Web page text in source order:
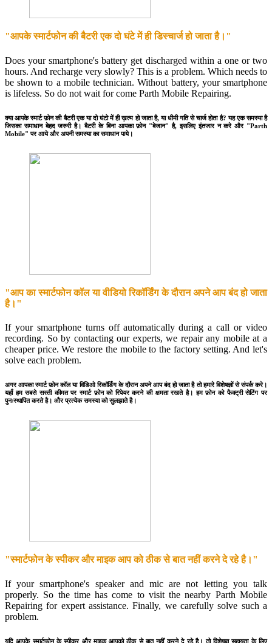
"आपके स्मार्टफोन की बैटरी एक दो घंटे में ही डिस्चार्ज हो जाता है।"
Does your smartphone's battery get discharged within a one or two
hours. And recharge very slowly? This is a problem. Which needs to
be shown to a mobile technician. Without battery, your smartphone
is lifeless. So do not wait for come Parth Mobile Repairing.
क्या आपके स्मार्ट फ़ोन की बैटरी एक या दो घंटो में ही ख़त्म हो जाता है, या धीमी गति से चार्ज होता है? यह एक समस्या है
जिसका समाधान बेहद जरुरी है। बैटरी के बिना आपका फ़ोन "बेजान" है, इसलिए इंतजार न करे और "Parth
Mobile" पर आये और अपनी समस्या का समाधान पाये।
"आप का स्मार्टफोन कॉल या वीडियो रिकॉर्डिंग के दौरान अपने आप बंद हो जाता
है।"
If your smartphone turns off automatically during a call or video
recording. So by contacting our experts, we repair any mobile at a
cheaper price. We restore the mobile to the factory setting. And let's
solve each problem.
अगर आपका स्मार्ट फ़ोन कॉल या विडिओ रिकॉर्डिंग के दौरान अपने आप बंद हो जाता है तो हमारे विशेषज्ञों से संपर्क करे।
यहाँ हम सबसे सस्ती कीमत पर स्मार्ट फ़ोन को रिपेयर करने की क्षमता रखते है। हम फ़ोन को फैक्ट्री सेटिंग पर
पुनःस्थापित करते है। और प्रत्येक समस्या को सुलझाते है।
"स्मार्टफोन के स्पीकर और माइक आप को ठीक से बात नहीं करने दे रहे है।"
If your smartphone's speaker and mic are not letting you talk
properly. So the time has come to visit the nearby Parth Mobile
Repairing for expert assistance. Finally, we carefully solve such a
problem.
यदि आपके स्मार्टफोन के स्पीकर और माइक आपको ठीक से बात नहीं करने दे रहे है। तो विशेषज्ञ सहायता के लिए